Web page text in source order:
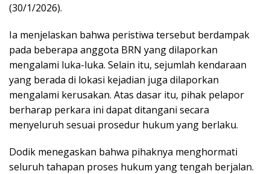
(30/1/2026).
Ia menjelaskan bahwa peristiwa tersebut berdampak
pada beberapa anggota BRN yang dilaporkan
mengalami luka-luka. Selain itu, sejumlah kendaraan
yang berada di lokasi kejadian juga dilaporkan
mengalami kerusakan. Atas dasar itu, pihak pelapor
berharap perkara ini dapat ditangani secara
menyeluruh sesuai prosedur hukum yang berlaku.
Dodik menegaskan bahwa pihaknya menghormati
seluruh tahapan proses hukum yang tengah berjalan.